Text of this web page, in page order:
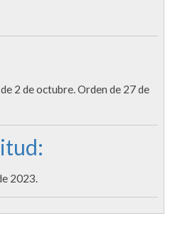
2 de octubre. Orden de 27 de
2023.